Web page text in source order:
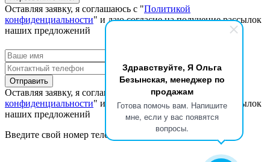
Здравствуйте, Я Ольга
Безынская, менеджер по
продажам
Готова помочь вам. Напишите
мне, если у вас появятся
вопросы.
Оставляя заявку, я соглашаюсь с "Политикой
конфиденциальности" и даю согласие на получение рассылок
наших предложений
Оставляя заявку, я соглашаюсь с "
Политикой
конфиденциальности" и даю согласие на получение рассылок
наших предложений
Введите свой номер телефона и мы перезвоним Вам!